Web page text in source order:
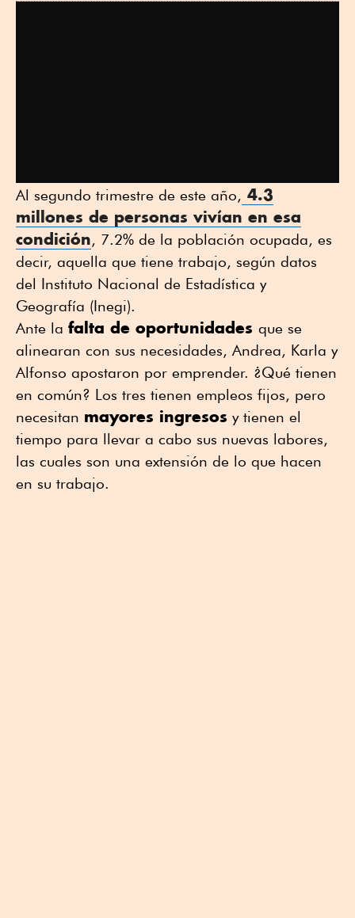
Al segundo trimestre de este año, 4.3
millones de personas vivían en esa
condición, 7.2% de la población ocupada, es
decir, aquella que tiene trabajo, según datos
del Instituto Nacional de Estadística y
Geografía (Inegi).
Ante la falta de oportunidades que se
alinearan con sus necesidades, Andrea, Karla y
Alfonso apostaron por emprender. ¿Qué tienen
en común? Los tres tienen empleos fijos, pero
necesitan mayores ingresos y tienen el
tiempo para llevar a cabo sus nuevas labores,
las cuales son una extensión de lo que hacen
en su trabajo.